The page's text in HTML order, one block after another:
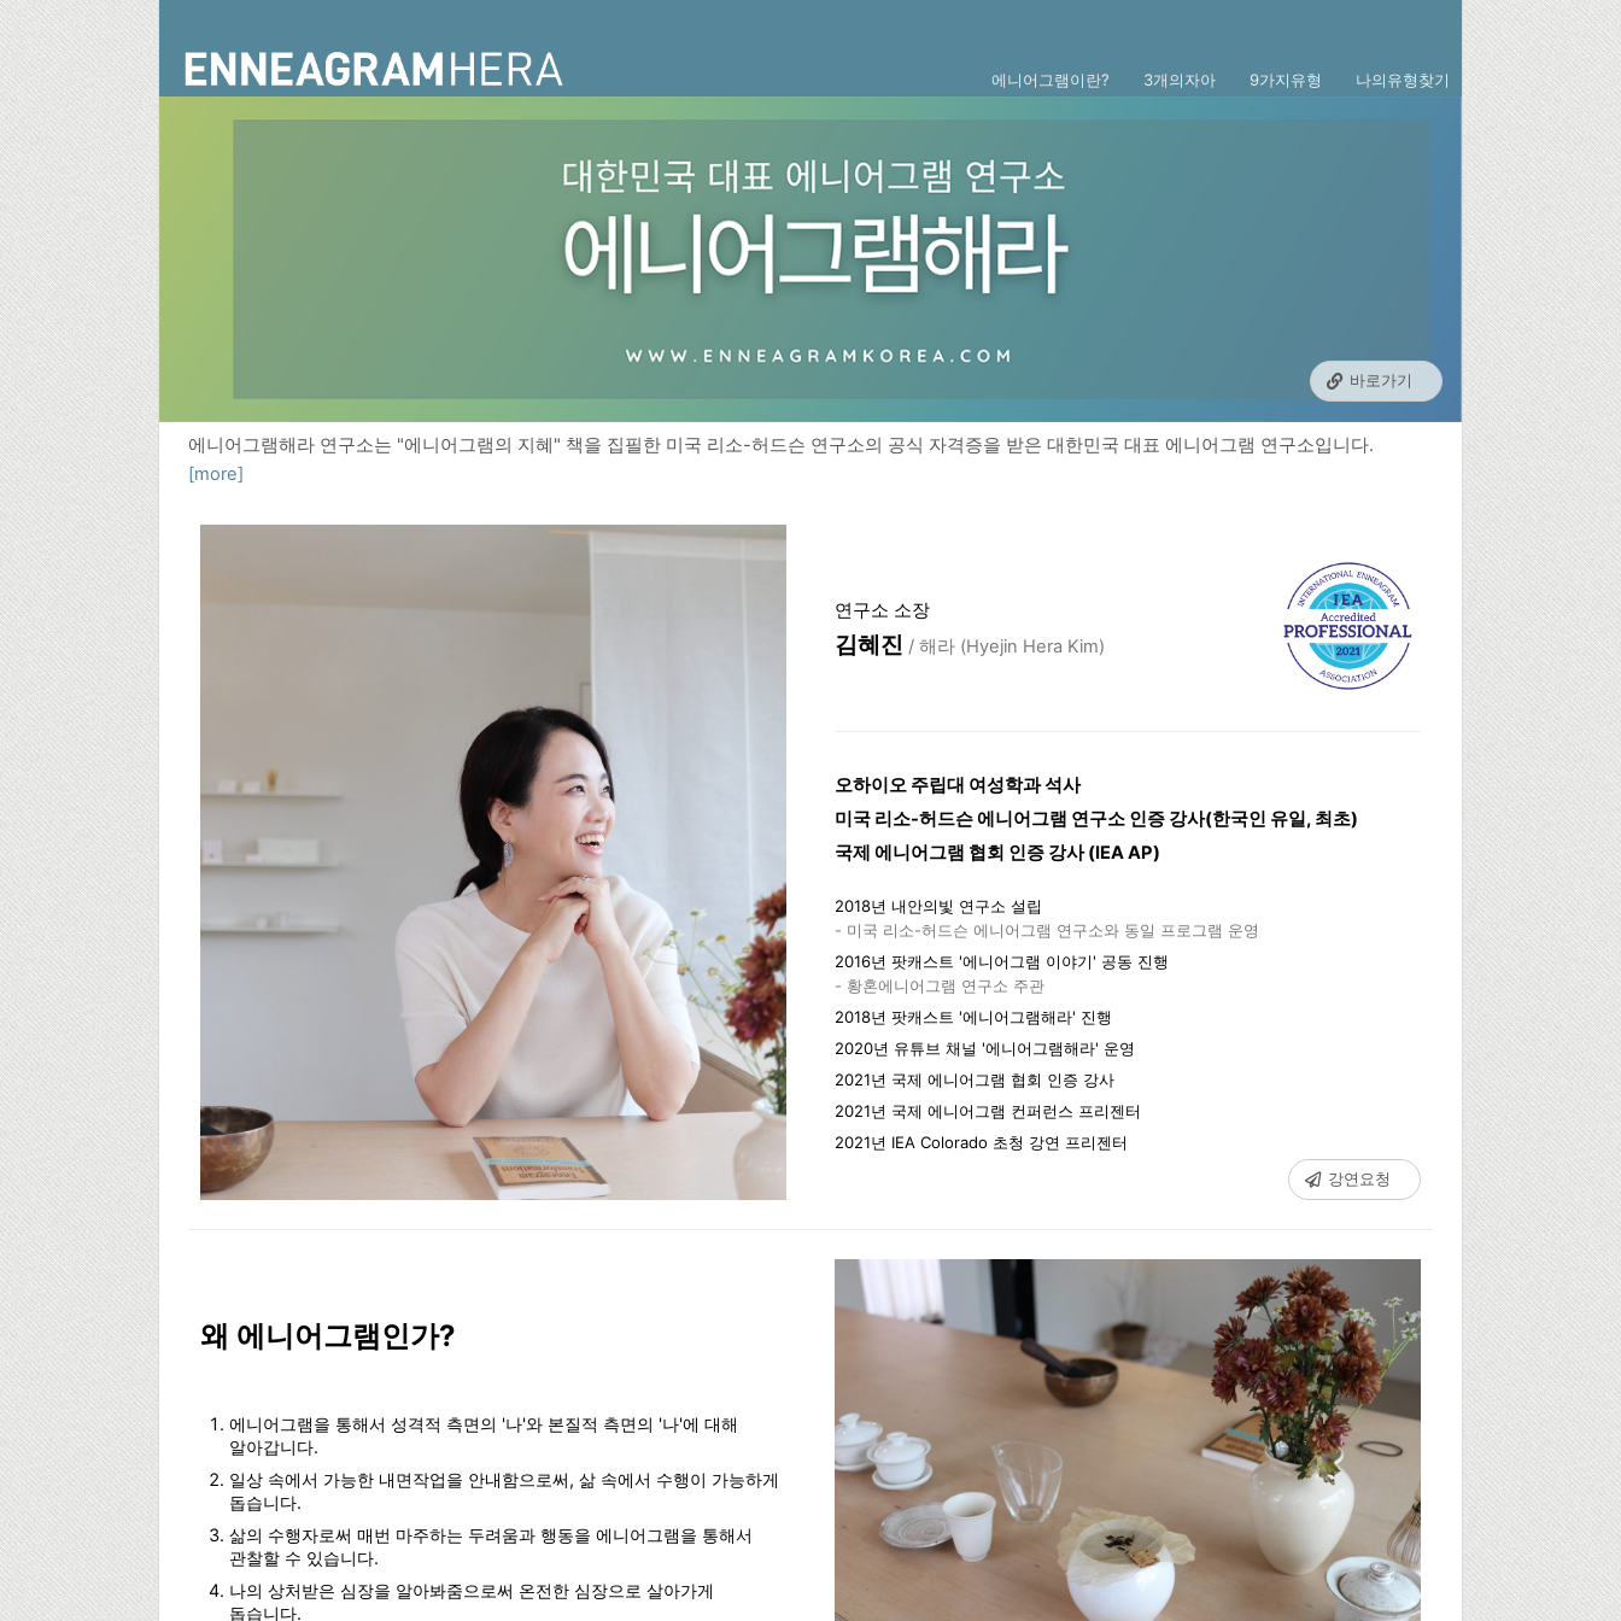
에니어그램이란? 3개의자아 9가지유형 나의유형찾기
바로가기
에니어그램해라 연구소는 "에니어그램의 지혜" 책을 집필한 미국 리소-허드슨 연구소의 공식 자격증을 받은 대한민국 대표 에니어그램 연구소입니다.
[more]
연구소 소장
김혜진 / 해라 (Hyejin Hera Kim)
오하이오 주립대 여성학과 석사
미국 리소-허드슨 에니어그램 연구소 인증 강사(한국인 유일, 최초)
국제 에니어그램 협회 인증 강사 (IEA AP)
2018년 내안의빛 연구소 설립
- 미국 리소-허드슨 에니어그램 연구소와 동일 프로그램 운영
2016년 팟캐스트 '에니어그램 이야기' 공동 진행
- 황혼에니어그램 연구소 주관
2018년 팟캐스트 '에니어그램해라' 진행
2020년 유튜브 채널 '에니어그램해라' 운영
2021년 국제 에니어그램 협회 인증 강사
2021년 국제 에니어그램 컨퍼런스 프리젠터
2021년 IEA Colorado 초청 강연 프리젠터
강연요청
왜 에니어그램인가?
에니어그램을 통해서 성격적 측면의 '나'와 본질적 측면의 '나'에 대해
알아갑니다.
일상 속에서 가능한 내면작업을 안내함으로써, 삶 속에서 수행이 가능하게
돕습니다.
삶의 수행자로써 매번 마주하는 두려움과 행동을 에니어그램을 통해서
관찰할 수 있습니다.
나의 상처받은 심장을 알아봐줌으로써 온전한 심장으로 살아가게
돕습니다.